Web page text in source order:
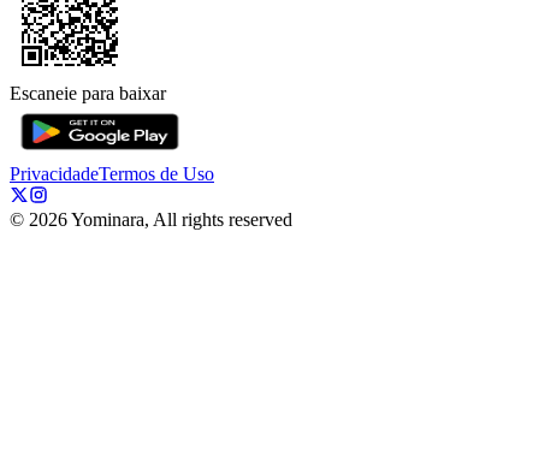
Escaneie para baixar
PrivacidadeTermos de Uso
© 2026Yominara, All rights reserved